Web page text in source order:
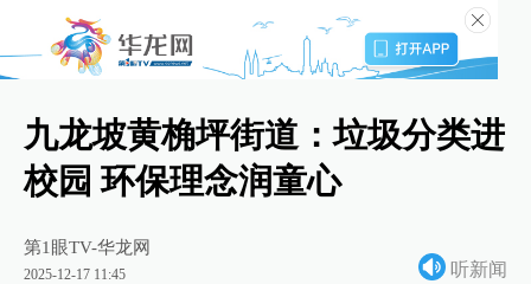
九龙坡黄桷坪街道：垃圾分类进
校园 环保理念润童心
第1眼TV-华龙网
2025-12-17 11:45 听新闻